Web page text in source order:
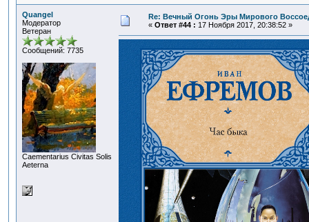
Quangel
Модератор
Ветеран
Сообщений: 7735
Сaementarius Civitas Solis
Aeterna
Re: Вечный Огонь Эры Мирового
« Ответ #44 : 17 Ноября 2017, 20:38:52 »